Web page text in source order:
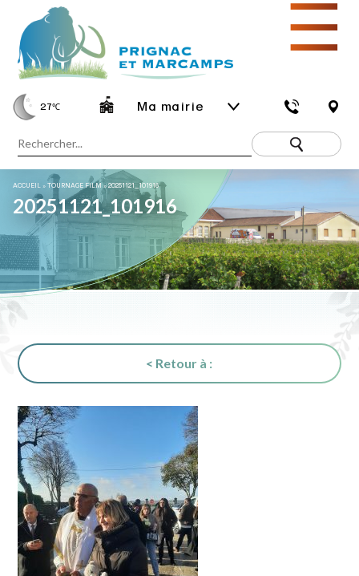
27℃ Ma mairie
☰
ACCUEIL »TOURNAGE FILM»20251121_101916
20251121_101916
< Retour à :